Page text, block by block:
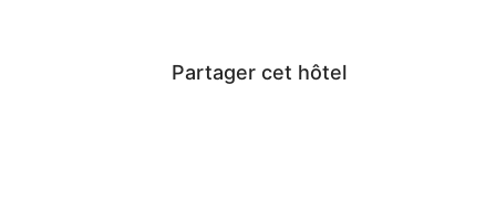
Partager cet hôtel